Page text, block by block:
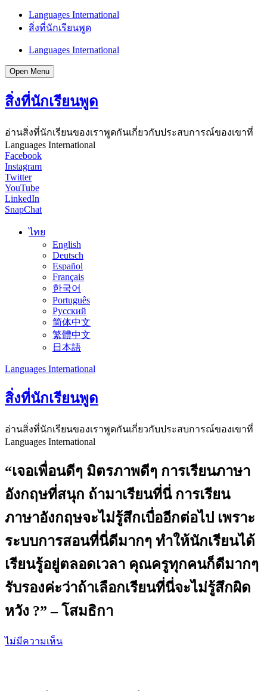
Languages International
สิ่งที่นักเรียนพูด
Languages International
Open Menu
สิ่งที่นักเรียนพูด
อ่านสิ่งที่นักเรียนของเราพูดกันเกี่ยวกับประสบการณ์ของเขาที่
Languages International
Facebook
Instagram
Twitter
YouTube
LinkedIn
SnapChat
ไทย
English
Deutsch
Español
Français
한국어
Português
Русский
简体中文
繁體中文
日本語
Languages International
สิ่งที่นักเรียนพูด
อ่านสิ่งที่นักเรียนของเราพูดกันเกี่ยวกับประสบการณ์ของเขาที่
Languages International
“เจอเพื่อนดีๆ มิตรภาพดีๆ การเรียนภาษา
อังกฤษที่สนุก ถ้ามาเรียนที่นี่ การเรียน
ภาษาอังกฤษจะไม่รู้สึกเบื่ออีกต่อไป เพราะ
ระบบการสอนที่นี่ดีมากๆ ทำให้นักเรียนได้
เรียนรู้อยู่ตลอดเวลา คุณครูทุกคนก็ดีมากๆ
รับรองค่ะว่าถ้าเลือกเรียนที่นี่จะไม่รู้สึกผิด
หวัง ?” – โสมธิกา
ไม่มีความเห็น